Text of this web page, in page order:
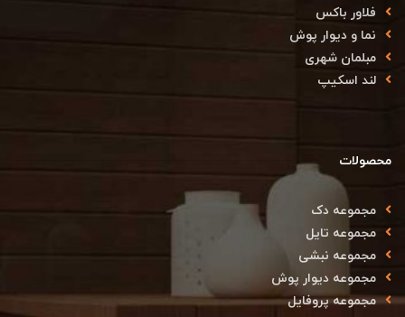
فلاور باکس
نما و دیوار پوش
مبلمان شهری
لند اسکیپ
محصولات
مجموعه دک
مجموعه تایل
مجموعه نبشی
مجموعه دیوار پوش
مجموعه پروفایل